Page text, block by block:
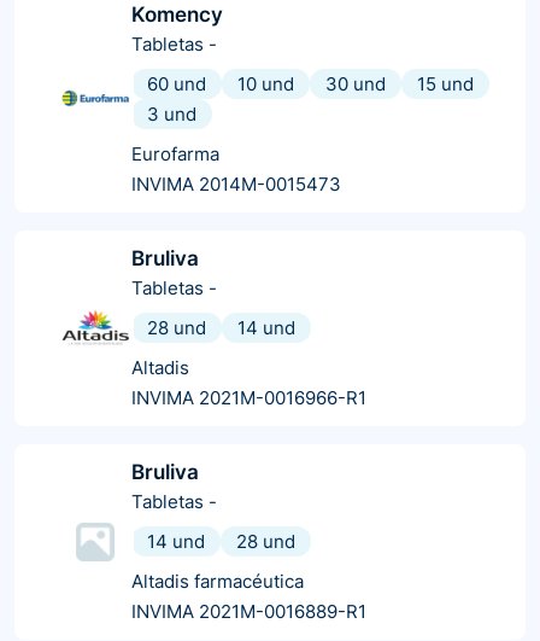
Komency
Tabletas -
60 und
10 und 30 und
15 und
3 und
Eurofarma
INVIMA 2014M-0015473
Bruliva
Tabletas -
28 und
14 und
Altadis
INVIMA 2021M-0016966-R1
Bruliva
Tabletas -
14 und
28 und
Altadis farmacéutica
INVIMA 2021M-0016889-R1